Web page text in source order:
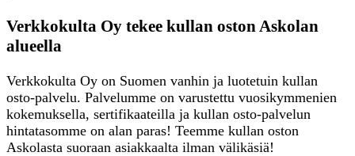
Verkkokulta Oy tekee kullan oston Askolan
alueella
Verkkokulta Oy on Suomen vanhin ja luotetuin kullan
osto-palvelu. Palvelumme on varustettu vuosikymmenien
kokemuksella, sertifikaateilla ja kullan osto-palvelun
hintatasomme on alan paras! Teemme kullan oston
Askolasta suoraan asiakkaalta ilman välikäsiä!